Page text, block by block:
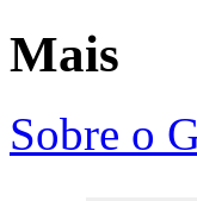
Mais
Sobre o